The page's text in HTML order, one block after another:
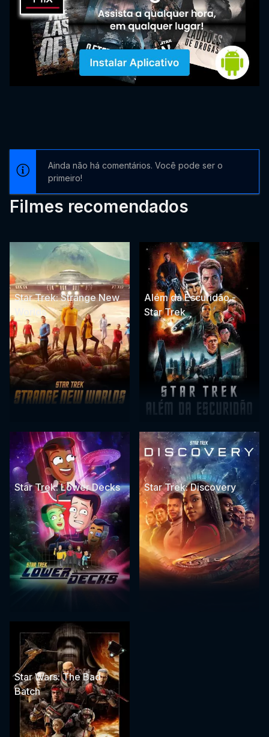
Ainda não há comentários. Você pode ser o
primeiro!
Filmes recomendados
Star Trek: Strange New
Worlds
Além da Escuridão -
Star Trek
Star Trek: Lower Decks Star Trek: Discovery
Star Wars: The Bad
Batch